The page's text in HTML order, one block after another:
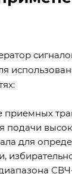
приемных
подачи
для